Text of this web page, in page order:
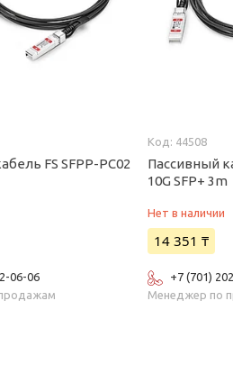
FS SFPP-PC02
06-06
44508
Пассивный
10G SFP+ 3m
Нет в наличии
14 351 ₸
+7 (701)
Менеджер по